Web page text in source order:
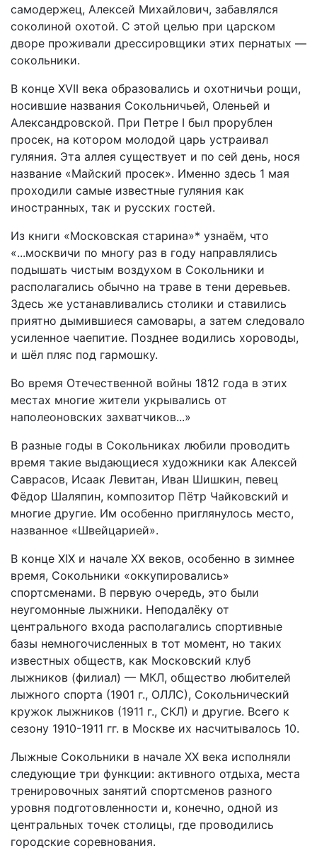
самодержец, Алексей Михайлович, забавлялся
соколиной охотой. С этой целью при царском
дворе прожива­ли дрессировщики этих пернатых —
сокольники.
В конце XVII века образовались и охотничьи рощи,
носившие названия Сокольничьей, Оленьей и
Александровской. При Петре I был прорублен
просек, на котором мо­ло­дой царь устраивал
гуляния. Эта аллея существует и по сей день, нося
название «Майский просек». Именно здесь 1 мая
проходили самые известные гуляния как
иностранных, так и русских гостей.
Из книги «Московская старина»* узнаём, что
«...москвичи по многу раз в году направлялись
подышать чистым воздухом в Сокольники и
располагались обычно на траве в тени деревьев.
Здесь же устанавливались столики и ставились
приятно дымившиеся самовары, а затем следовало
усиленное чаепитие. Позднее водились хороводы,
и шёл пляс под гармошку.
Во время Отечественной войны 1812 года в этих
местах многие жители укрывались от
наполеоновских захватчиков...»
В разные годы в Сокольниках любили проводить
время такие выдающиеся художники как Алексей
Саврасов, Исаак Левитан, Иван Шишкин, певец
Фёдор Шаляпин, композитор Пётр Чайковский и
многие другие. Им особенно приглянулось место,
названное «Швейцарией».
В конце XIX и начале XX веков, особенно в зимнее
время, Сокольники «оккупировались»
спортсменами. В первую очередь, это были
неугомонные лыжники. Неподалёку от
центрального входа располагались спортивные
базы немногочисленных в тот момент, но таких
известных обществ, как Московский клуб
лыжников (филиал) — МКЛ, общество любителей
лыжного спорта (1901 г., ОЛЛС), Сокольнический
кружок лыжников (1911 г., СКЛ) и другие. Всего к
сезону 1910-1911 гг. в Москве их насчитывалось 10.
Лыжные Сокольники в начале XX века исполняли
следующие три функции: активного отдыха, места
тренировочных занятий спортсменов разного
уровня подготовленности и, конечно, одной из
центральных точек столицы, где проводились
городские соревнования.